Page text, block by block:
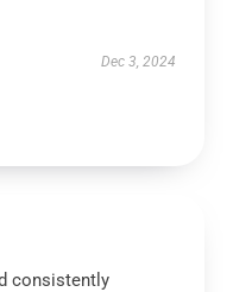
Dec 3, 2024
consistently